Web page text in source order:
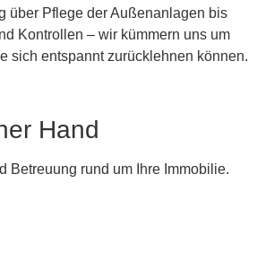
über Pflege der Außenanlagen bis
Kontrollen – wir kümmern uns um
sich entspannt zurücklehnen können.
Hand
Betreuung rund um Ihre Immobilie.